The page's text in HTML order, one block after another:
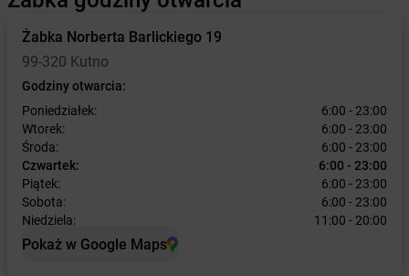
Żabka Norberta Barlickiego 19
99-320 Kutno
Godziny otwarcia:
Poniedziałek:
6:00 - 23:00
Wtorek:
6:00 - 23:00
Środa:
6:00 - 23:00
Czwartek:
6:00 - 23:00
Piątek:
6:00 - 23:00
Sobota:
6:00 - 23:00
Niedziela:
11:00 - 20:00
Pokaż w Google Maps